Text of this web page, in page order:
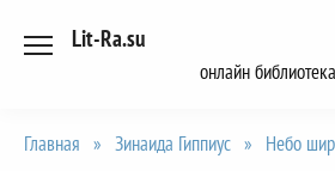
Lit-Ra.su
онлайн библиотека
Главная » Зинаида Гиппиус » Небо